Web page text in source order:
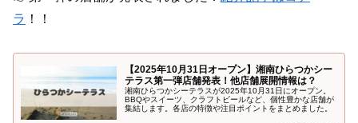
ラ ！！
【2025年10月31日オープン】湘南ひらつかシー
テラス第一弾店舗発表！他店舗展開情報は？
湘南ひらつかシーテラスが2025年10月31日にオープン。
BBQやスイーツ、クラフトビールなど、個性豊かな店舗が
集結します。各店の特徴や注目ポイントをまとめました。